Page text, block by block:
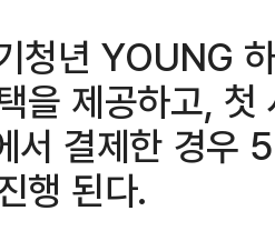
청년 YOUNG
을 제공하고,
서 결제한 경우
행 된다.